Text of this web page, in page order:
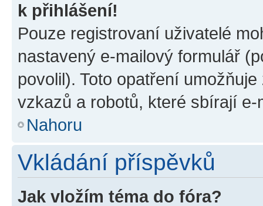
k přihlášení!
Pouze registrovaní uživatelé
nastavený e-mailový formulář
povolil). Toto opatření
vzkazů a robotů, které sbírají e-
Nahoru
Vkládání příspěvků
Jak vložím téma do fóra?